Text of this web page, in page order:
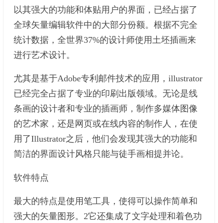
以其强大的功能和体贴用户的界面，已经占据了
全球矢量编辑软件中的大部分份额。根据不完全
统计数据，全世界37%的设计师使用土坯插画来
进行艺术设计。
尤其是基于Adobe专利邮件技术的应用，illustrator
已经完全占据了专业的印刷出版领域。无论是线
条画的设计者和专业的插画师，制作多媒体图像
的艺术家，还是网页或在线内容的制作人，在使
用了Illustrator之后，他们会发现其强大的功能和
简洁的界面设计风格只能与徒手画相提并论。
软件特点
最大的特点是使用笔工具，使得可以操作简单和
强大的矢量图形。2它还集成了文字处理和着色功